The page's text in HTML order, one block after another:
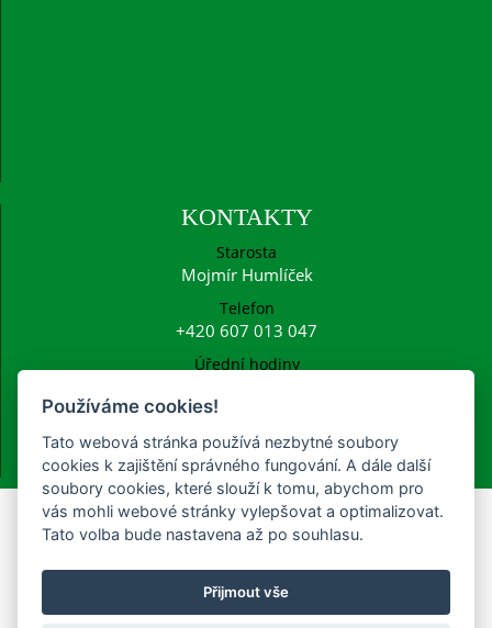
KONTAKTY
Starosta
Mojmír Humlíček
Telefon
+420 607 013 047
Úřední hodiny
ucetni@frysava.cz
starosta@frysava.cz
Poplatky na rok 2022
Používáme cookies!
Tato webová stránka používá nezbytné soubory
cookies k zajištění správného fungování. A dále další
soubory cookies, které slouží k tomu, abychom pro
vás mohli webové stránky vylepšovat a optimalizovat.
Tato volba bude nastavena až po souhlasu.
Přijmout vše